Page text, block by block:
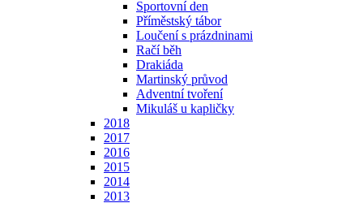
Sportovní den
Příměstský tábor
Loučení s prázdninami
Račí běh
Drakiáda
Martinský průvod
Adventní tvoření
Mikuláš u kapličky
2018
2017
2016
2015
2014
2013